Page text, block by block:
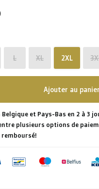
L XL 2XL
Ajouter au panier
Belgique et Pays-Bas en 2 à 3
plusieurs options de